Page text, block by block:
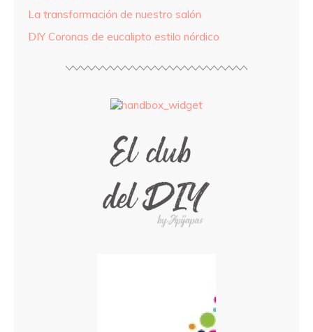
La transformación de nuestro salón
DIY Coronas de eucalipto estilo nórdico